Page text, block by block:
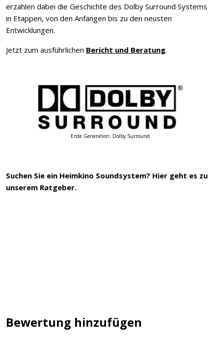
erzählen dabei die Geschichte des Dolby Surround Systems
in Etappen, von den Anfängen bis zu den neusten
Entwicklungen.
Jetzt zum ausführlichen Bericht und Beratung.
Erste Generation: Dolby Surround
Suchen Sie ein Heimkino Soundsystem? Hier geht es zu
unserem Ratgeber.
Bewertung hinzufügen